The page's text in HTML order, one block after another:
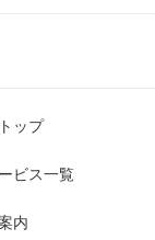
ップ
ビス一覧
内